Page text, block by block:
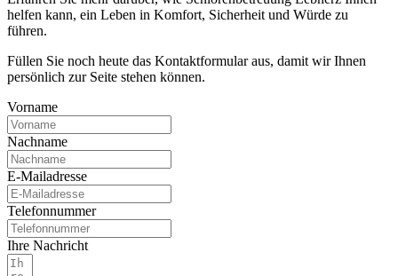
helfen kann, ein Leben in Komfort, Sicherheit und Würde zu
führen.
Füllen Sie noch heute das Kontaktformular aus, damit wir Ihnen
persönlich zur Seite stehen können.
Vorname
Nachname
E-Mailadresse
Telefonnummer
Ihre Nachricht